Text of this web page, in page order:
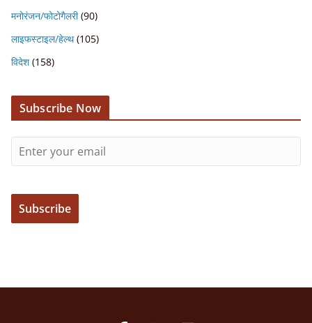
मनोरंजन/फोटोगैलरी(90)
लाइफस्टाइल/हेल्थ(105)
विदेश (158)
Subscribe Now